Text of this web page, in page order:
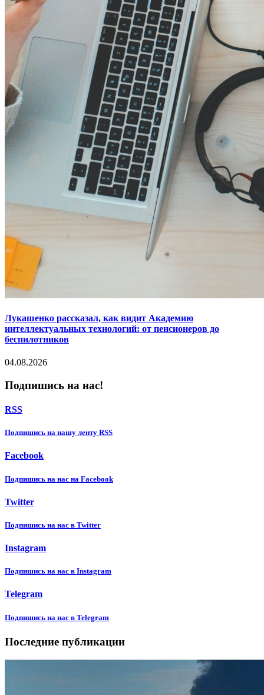
Лукашенко рассказал, как видит Академию
интеллектуальных технологий: от пенсионеров до
беспилотников
04.08.2026
Подпишись на нас!
RSS
Подпишиcь на нашу ленту RSS
Facebook
Подпишиcь на нас на Facebook
Twitter
Подпишиcь на нас в Twitter
Instagram
Подпишиcь на нас в Instagram
Telegram
Подпишиcь на нас в Telegram
Последние публикации